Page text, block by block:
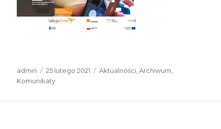
Autor
admin
Data
publikacji
25 lutego 2021 Kategorie
Aktualności ,Archiwum
Komunikaty